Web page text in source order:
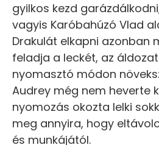
gyilkos kezd
vagyis Karóbahúzó Vlad
Drakulát elkapni azonban
feladja a leckét, az
nyomasztó módon
Audrey még nem heverte
nyomozás okozta lelki
meg annyira, hogy
és munkájától.